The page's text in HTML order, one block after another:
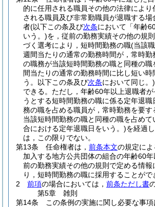
的に任用される職員その他の法律により
される職員及び非常勤職員が退職する場
者(以下この条及び次条において「年齢
いう。)を，従前の勤務実績その他の規
づく選考により，短時間勤務の職(当該
週間当たりの通常の勤務時間が，常時勤
の職務が当該短時間勤務の職と同種の職
間当たりの通常の勤務時間に比し短い時
う。以下この条及び次条において同じ。)
できる。 ただし，年齢60年以上退職者
うとする短時間勤務の職に係る定年退職
務の職を占める職員が，常時勤務を要す
当該短時間勤務の職と同種の職を占め
合における定年退職日をいう。)を経過
は，この限りでない。
第13条
任命権者は， 前条本文の規定に
加入する地方公共団体の組合の年齢60
前の勤務実績その他の規則で定める情報
り，短時間勤務の職に採用することがで
2
前項の場合においては， 前条ただし書
第5章
雑則
第14条
この条例の実施に関し必要な事